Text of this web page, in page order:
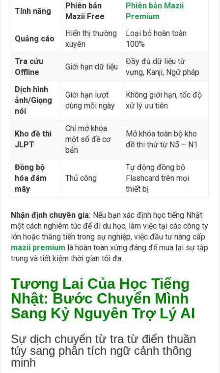
Tính năng
Phiên bản
Mazii Free
Phiên bản Mazii
Premium
Quảng cáo
Hiển thị thường
xuyên
Loại bỏ hoàn toàn
100%
Tra cứu
Offline
Giới hạn dữ liệu
Đầy đủ dữ liệu từ
vựng, Kanji, Ngữ pháp
Dịch hình
ảnh/Giọng
nói
Giới hạn lượt
dùng mỗi ngày
Không giới hạn, tốc độ
xử lý ưu tiên
Kho đề thi
JLPT
Chỉ mở khóa
một số đề cơ
bản
Mở khóa toàn bộ kho
đề thi thử từ N5 – N1
Đồng bộ
hóa đám
mây
Thủ công
Tự động đồng bộ
Flashcard trên mọi
thiết bị
Nhận định chuyên gia: Nếu bạn xác định học tiếng Nhật
một cách nghiêm túc để đi du học, làm việc tại các công ty
lớn hoặc thăng tiến trong sự nghiệp, việc đầu tư nâng cấp
mazii premium là hoàn toàn xứng đáng để mua lại sự tập
trung và tiết kiệm thời gian tối đa.
Tương Lai Của Học Tiếng
Nhật: Bước Chuyển Mình
Sang Kỷ Nguyên Trợ Lý AI
Sự dịch chuyển từ tra từ điển thuần
túy sang phân tích ngữ cảnh thông
minh